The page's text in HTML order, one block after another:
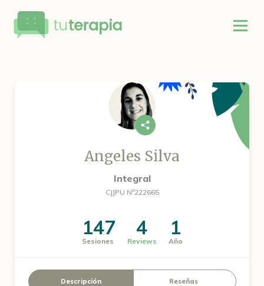
Angeles Silva
Integral
CJJPU Nº222665
147
Sesiones
4
Reviews
1
Año
Descripción Reseñas